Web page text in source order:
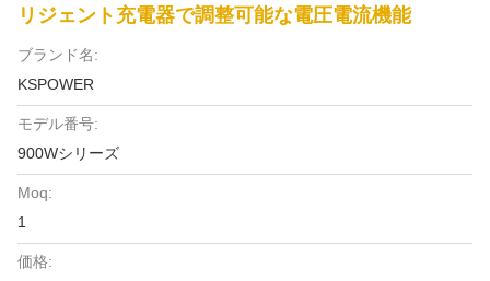
リジェント充電器で調整可能な電圧電流機能
ブランド名:
KSPOWER
モデル番号:
900Wシリーズ
Moq:
1
価格: